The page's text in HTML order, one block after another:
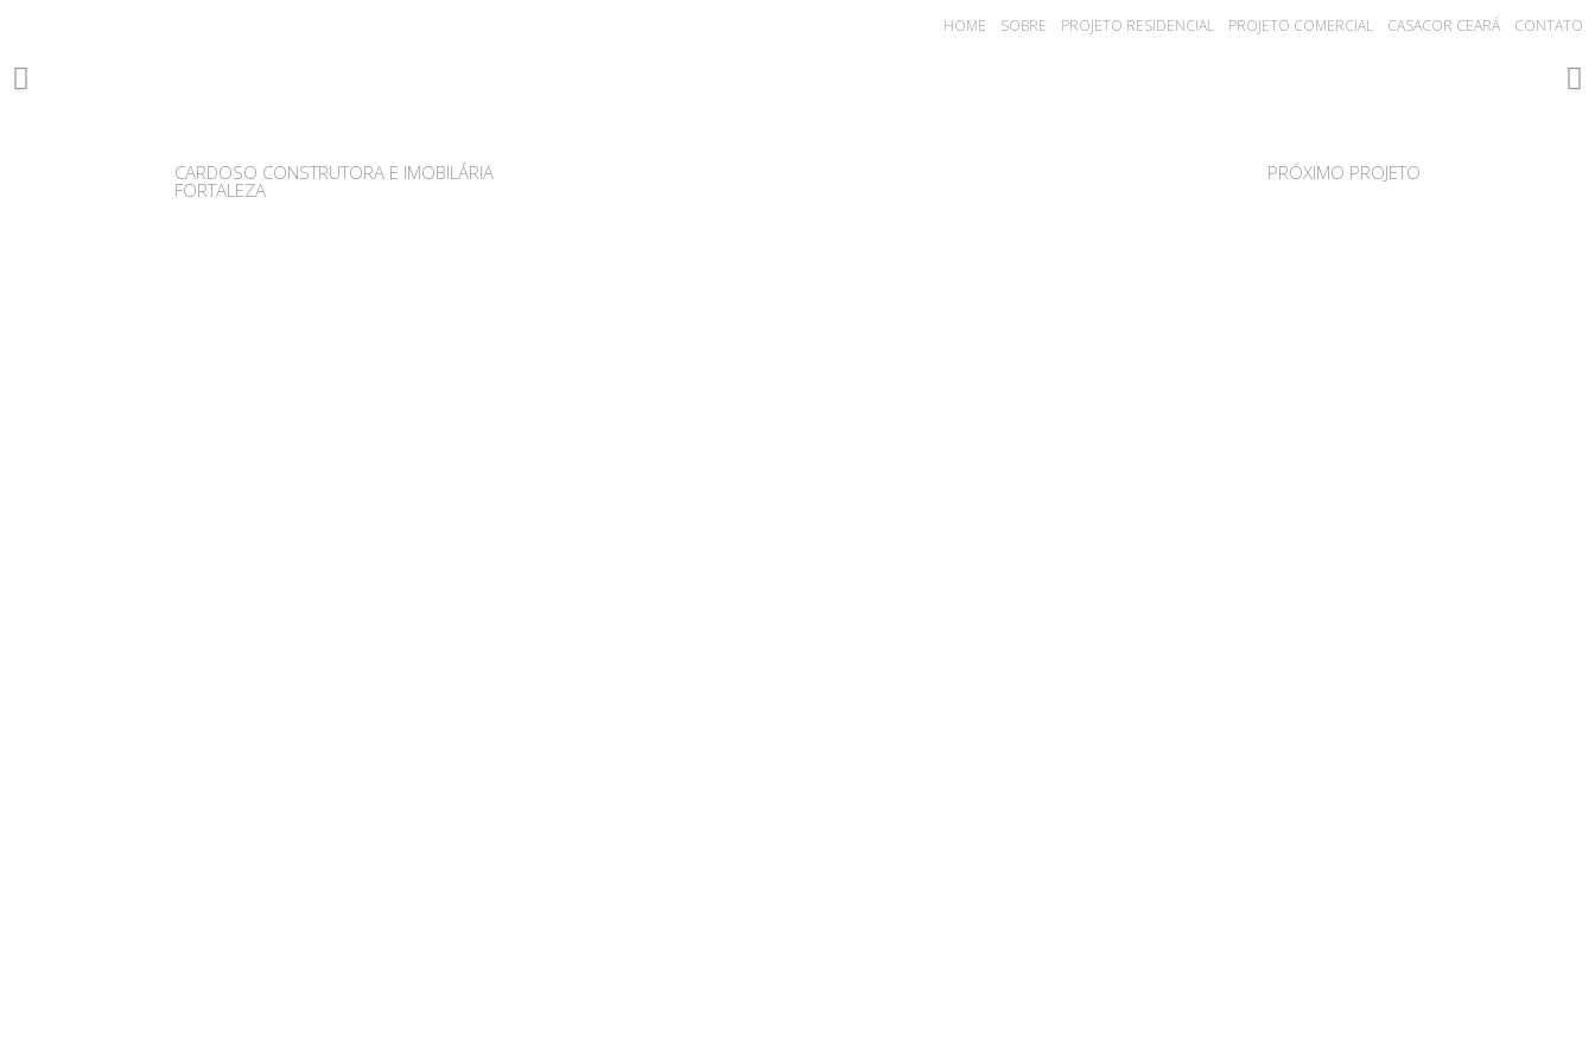
HOME SOBRE PROJETO RESIDENCIAL PROJETO COMERCIAL CASACOR CEARÁ CONTATO
CARDOSO CONSTRUTORA E IMOBILÁRIA
FORTALEZA
PRÓXIMO PROJETO